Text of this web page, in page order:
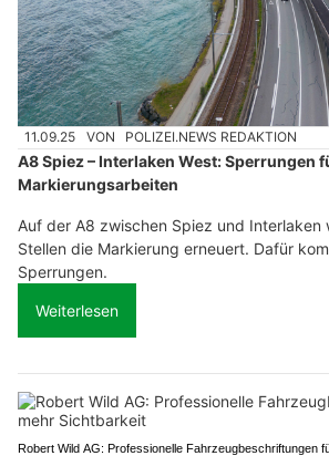
11.09.25 VON POLIZEI.NEWS REDAKTION
A8 Spiez – Interlaken West: Sperrungen
Markierungsarbeiten
Auf der A8 zwischen Spiez und Interlaken
Stellen die Markierung erneuert. Dafür
Sperrungen.
Weiterlesen
Robert Wild AG: Professionelle Fahrzeugbeschriftungen